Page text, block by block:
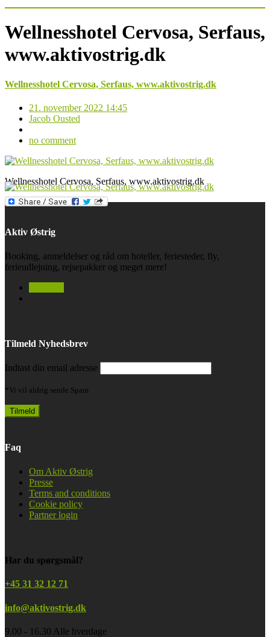
Wellnesshotel Cervosa, Serfaus,
www.aktivostrig.dk
Wellnesshotel Cervosa, Serfaus, www.aktivostrig.dk
21. november 2022 14:45
Jacob Ousted
no comment
Wellnesshotel Cervosa, Serfaus, www.aktivostrig.dk
Aktiv Østrig
Booking, anmeldelser og råd om hoteller, feriesteder, fly,
ferieudlejning, rejsepakker og meget mere!
Tilmeld Nyhedsbrev
Indtast din email adresse
*Vi vil aldrig sende Spam
Faq
Om Aktiv Østrig
Presse
Terms and conditions
Cookie policy
Partner login
Har du spørgsmål?
+45 31 32 12 71
info@aktivostrig.dk
9.00 - 16.30 Alle hverdage